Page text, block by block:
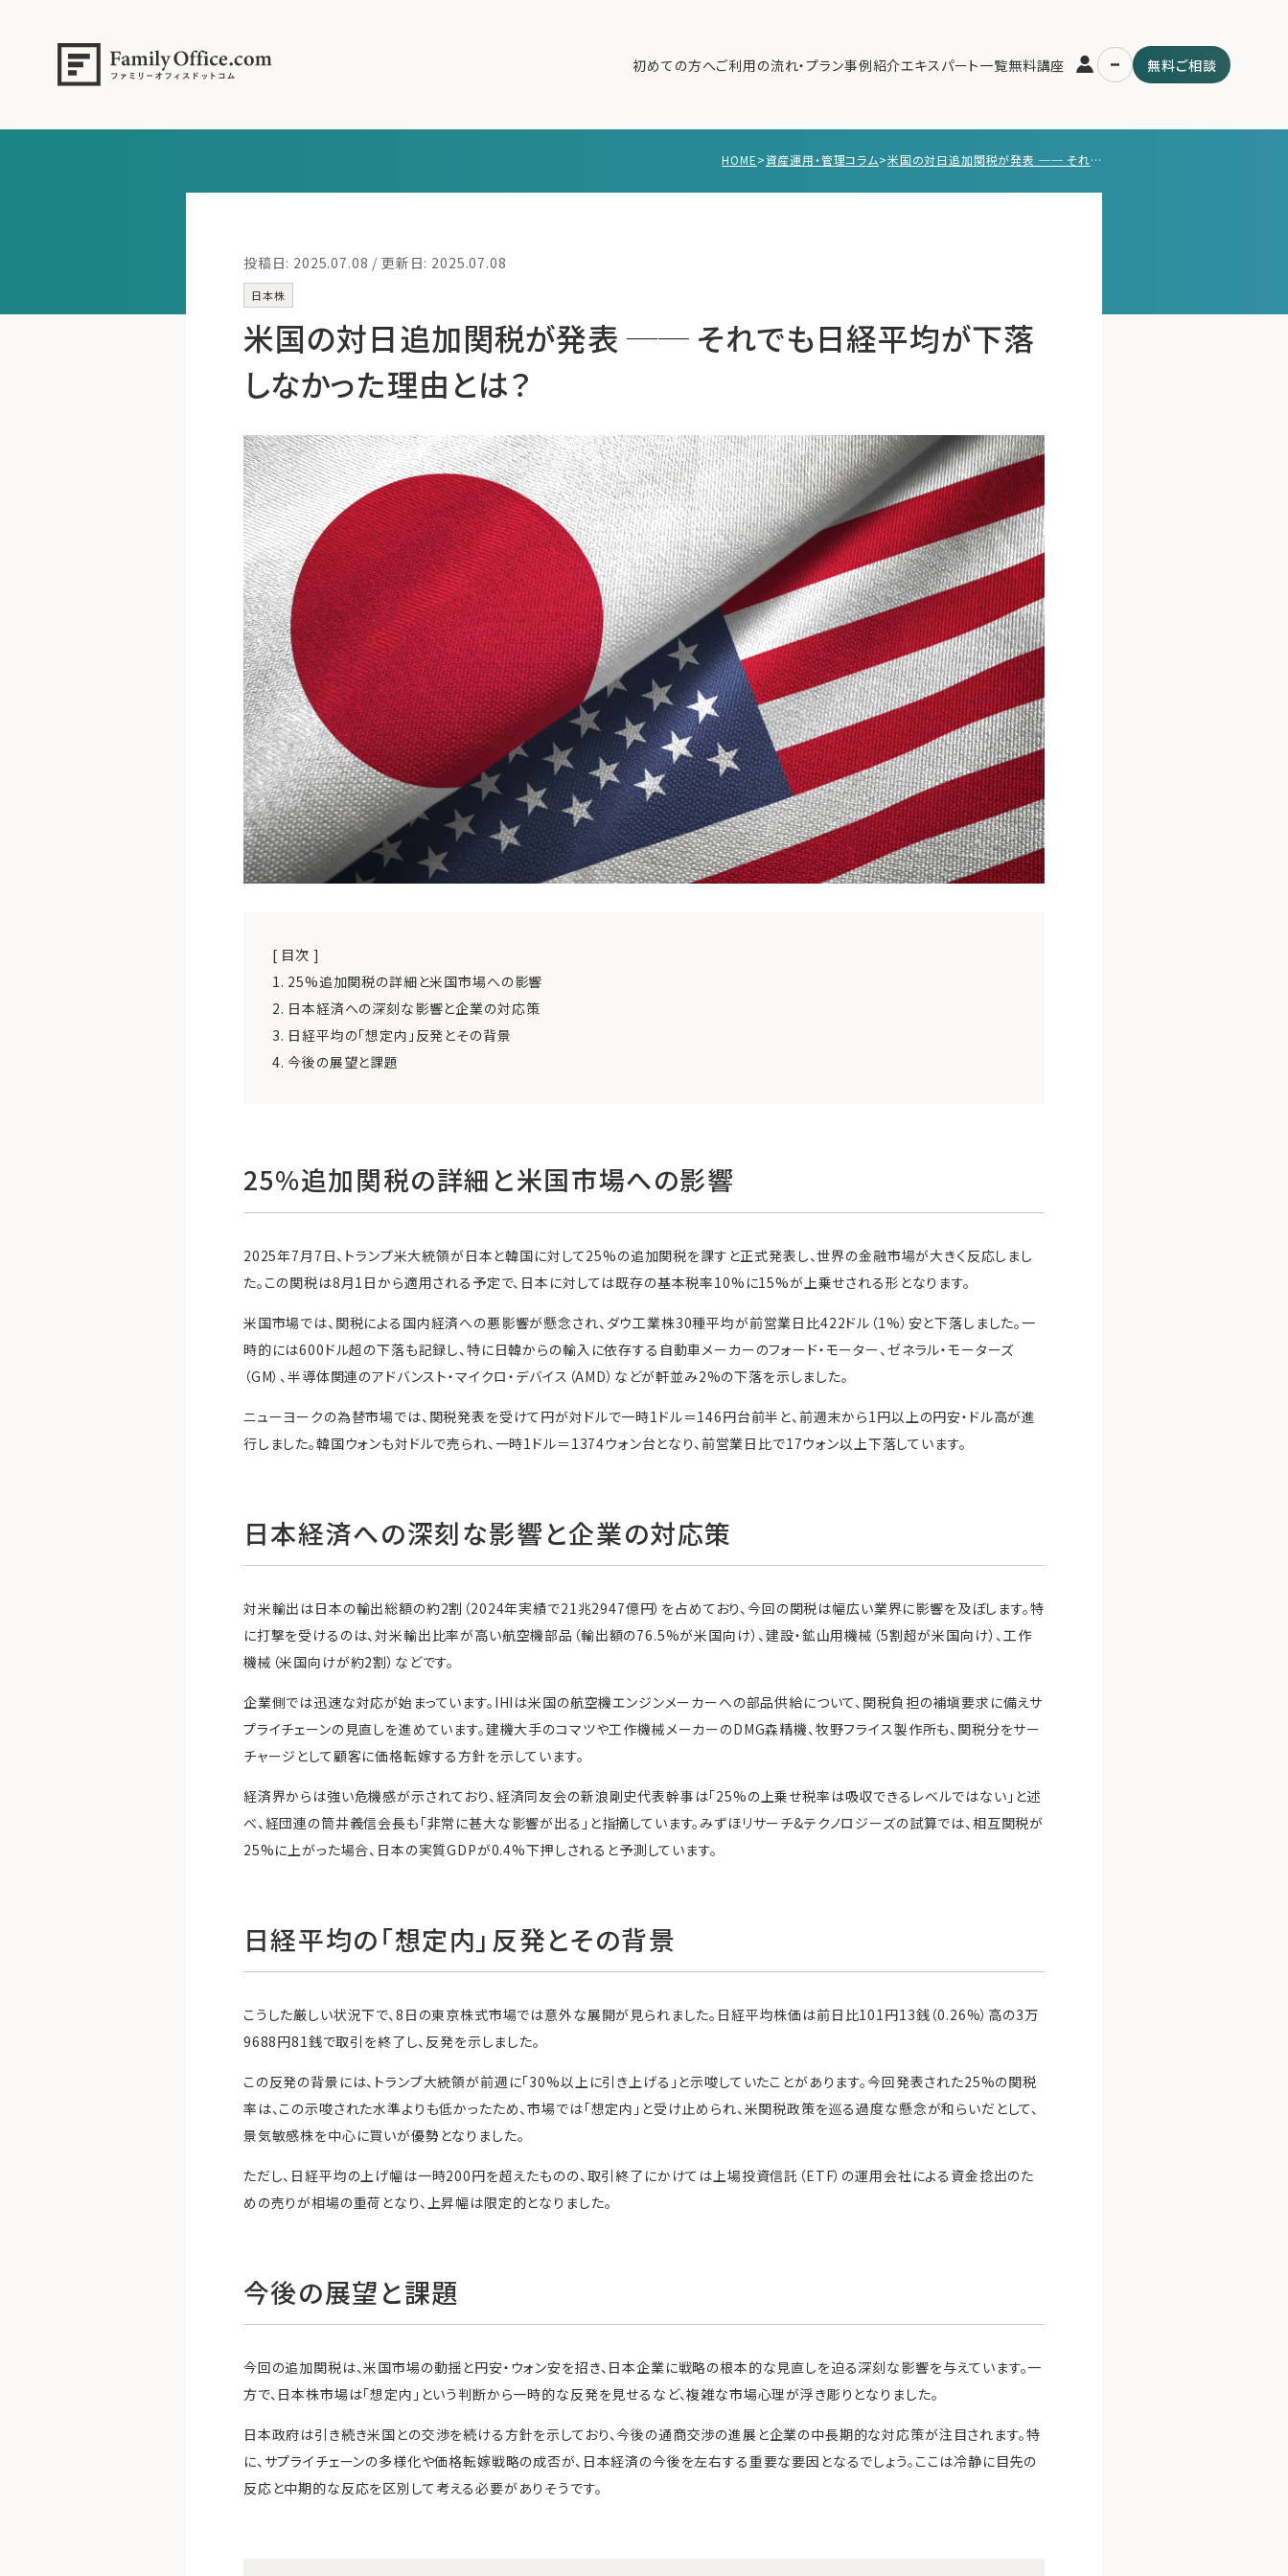
初めての方へご利用の流れ・プラン事例紹介エキスパート一覧無料講座 無料ご相談
HOME>資産運用・管理コラム> 米国の対日追加関税が発表 ── それでも日経平均が下落しなかった理由とは？
投稿日: 2025.07.08 / 更新日: 2025.07.08
日本株
米国の対日追加関税が発表 ── それでも日経平均が下落
しなかった理由とは？
[ 目次 ]
1. 25%追加関税の詳細と米国市場への影響
2. 日本経済への深刻な影響と企業の対応策
3. 日経平均の「想定内」反発とその背景
4. 今後の展望と課題
25%追加関税の詳細と米国市場への影響
2025年7月7日、トランプ米大統領が日本と韓国に対して25%の追加関税を課すと正式発表し、世界の金融市場が大きく反応しまし
た。この関税は8月1日から適用される予定で、日本に対しては既存の基本税率10%に15%が上乗せされる形となります。
米国市場では、関税による国内経済への悪影響が懸念され、ダウ工業株30種平均が前営業日比422ドル（1%）安と下落しました。一
時的には600ドル超の下落も記録し、特に日韓からの輸入に依存する自動車メーカーのフォード・モーター、ゼネラル・モーターズ
（GM）、半導体関連のアドバンスト・マイクロ・デバイス（AMD）などが軒並み2%の下落を示しました。
ニューヨークの為替市場では、関税発表を受けて円が対ドルで一時1ドル＝146円台前半と、前週末から1円以上の円安・ドル高が進
行しました。韓国ウォンも対ドルで売られ、一時1ドル＝1374ウォン台となり、前営業日比で17ウォン以上下落しています。
日本経済への深刻な影響と企業の対応策
対米輸出は日本の輸出総額の約2割（2024年実績で21兆2947億円）を占めており、今回の関税は幅広い業界に影響を及ぼします。特
に打撃を受けるのは、対米輸出比率が高い航空機部品（輸出額の76.5%が米国向け）、建設・鉱山用機械（5割超が米国向け）、工作
機械（米国向けが約2割）などです。
企業側では迅速な対応が始まっています。IHIは米国の航空機エンジンメーカーへの部品供給について、関税負担の補塡要求に備えサ
プライチェーンの見直しを進めています。建機大手のコマツや工作機械メーカーのDMG森精機、牧野フライス製作所も、関税分をサー
チャージとして顧客に価格転嫁する方針を示しています。
経済界からは強い危機感が示されており、経済同友会の新浪剛史代表幹事は「25%の上乗せ税率は吸収できるレベルではない」と述
べ、経団連の筒井義信会長も「非常に甚大な影響が出る」と指摘しています。みずほリサーチ&テクノロジーズの試算では、相互関税が
25%に上がった場合、日本の実質GDPが0.4%下押しされると予測しています。
日経平均の「想定内」反発とその背景
こうした厳しい状況下で、8日の東京株式市場では意外な展開が見られました。日経平均株価は前日比101円13銭（0.26%）高の3万
9688円81銭で取引を終了し、反発を示しました。
この反発の背景には、トランプ大統領が前週に「30%以上に引き上げる」と示唆していたことがあります。今回発表された25%の関税
率は、この示唆された水準よりも低かったため、市場では「想定内」と受け止められ、米関税政策を巡る過度な懸念が和らいだとして、
景気敏感株を中心に買いが優勢となりました。
ただし、日経平均の上げ幅は一時200円を超えたものの、取引終了にかけては上場投資信託（ETF）の運用会社による資金捻出のた
めの売りが相場の重荷となり、上昇幅は限定的となりました。
今後の展望と課題
今回の追加関税は、米国市場の動揺と円安・ウォン安を招き、日本企業に戦略の根本的な見直しを迫る深刻な影響を与えています。一
方で、日本株市場は「想定内」という判断から一時的な反発を見せるなど、複雑な市場心理が浮き彫りとなりました。
日本政府は引き続き米国との交渉を続ける方針を示しており、今後の通商交渉の進展と企業の中長期的な対応策が注目されます。特
に、サプライチェーンの多様化や価格転嫁戦略の成否が、日本経済の今後を左右する重要な要因となるでしょう。ここは冷静に目先の
反応と中期的な反応を区別して考える必要がありそうです。